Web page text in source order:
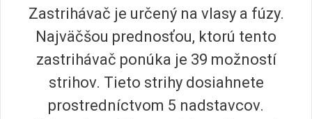
Zastrihávač je určený na vlasy a fúzy.
Najväčšou prednosťou, ktorú tento
zastrihávač ponúka je 39 možností
strihov. Tieto strihy dosiahnete
prostredníctvom 5 nadstavcov.